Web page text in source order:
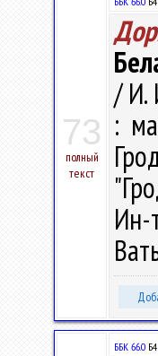
73
полный
текст
/ И.
:
Ин-
ББК 66.0